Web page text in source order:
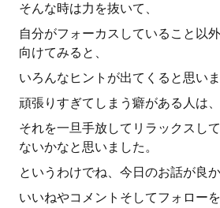
そんな時は力を抜いて、
自分がフォーカスしていること以
向けてみると、
いろんなヒントが出てくると思いま
頑張りすぎてしまう癖がある人は、
それを一旦手放してリラックスし
ないかなと思いました。
というわけでね、今日のお話が良
いいねやコメントそしてフォロー